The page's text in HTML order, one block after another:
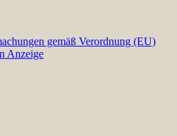
gemäß Verordnung (EU)
Anzeige